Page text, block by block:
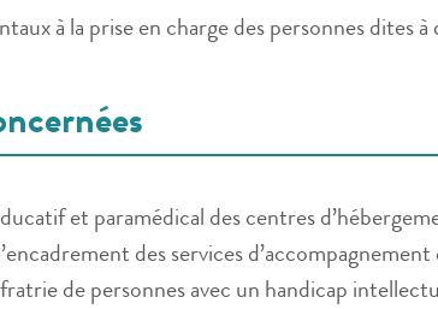
à la prise en charge des personnes dites
et paramédical des centres
des services
de personnes avec un handicap